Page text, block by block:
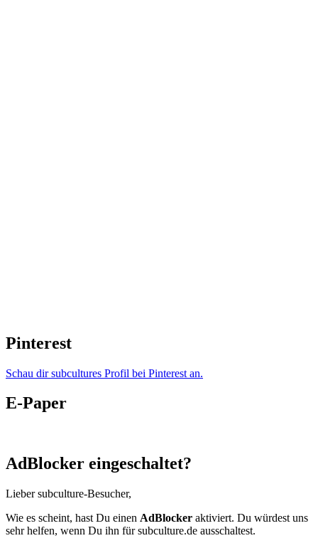
Pinterest
Schau dir subcultures Profil bei Pinterest an.
E-Paper
AdBlocker eingeschaltet?
Lieber subculture-Besucher,
Wie es scheint, hast Du einen AdBlocker aktiviert. Du würdest uns
sehr helfen, wenn Du ihn für subculture.de ausschaltest.